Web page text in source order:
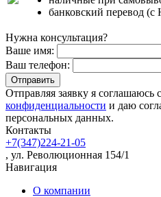
банковский перевод
Нужна консультация?
Ваше имя:
Ваш телефон:
Отправляя заявку я соглашаюсь с
конфиденциальности и даю
персональных данных.
Контакты
+7(347)224-21-05
, ул. Революционная 154/1
Навигация
О компании